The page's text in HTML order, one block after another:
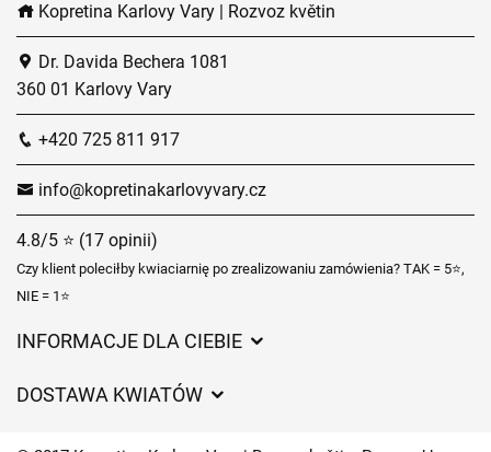
Kopretina Karlovy Vary | Rozvoz květin
Dr. Davida Bechera 1081
360 01 Karlovy Vary
+420 725 811 917
info@kopretinakarlovyvary.cz
4.8/5 ⭐ (17 opinii)
Czy klient poleciłby kwiaciarnię po zrealizowaniu zamówienia? TAK = 5⭐,
NIE = 1⭐
INFORMACJE DLA CIEBIE
DOSTAWA KWIATÓW